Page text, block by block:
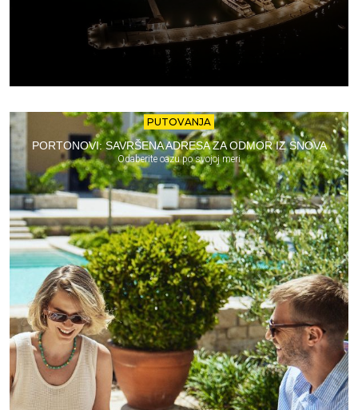
PUTOVANJA
PORTONOVI: SAVRŠENA ADRESA ZA ODMOR IZ SNOVA
Odaberite oazu po svojoj meri